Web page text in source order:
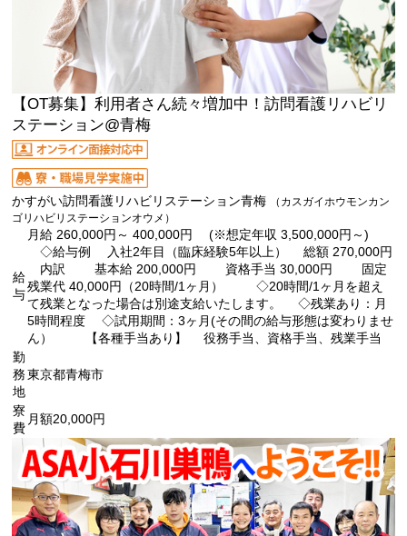
【OT募集】利用者さん続々増加中！訪問看護リハビリ
ステーション@青梅
かすがい訪問看護リハビリステーション青梅
（カスガイホウモンカン
ゴリハビリステーションオウメ）
給
与
月給 260,000円～ 400,000円 (※想定年収 3,500,000円～)
◇給与例 入社2年目（臨床経験5年以上） 総額 270,000円
内訳 基本給 200,000円 資格手当 30,000円 固定
残業代 40,000円（20時間/1ヶ月） ◇20時間/1ヶ月を超え
て残業となった場合は別途支給いたします。 ◇残業あり：月
5時間程度 ◇試用期間：3ヶ月(その間の給与形態は変わりませ
ん） 【各種手当あり】 役務手当、資格手当、残業手当
勤
務
地
東京都青梅市
寮
費
月額20,000円